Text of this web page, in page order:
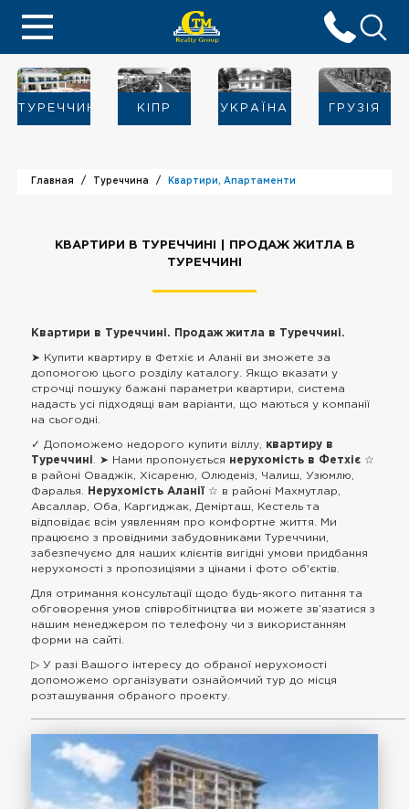
ТУРЕЧЧИНА KIПР УКРАЇНА ГРУЗІЯ
Главная Туреччина Квартири, Апартаменти
КВАРТИРИ В ТУРЕЧЧИНІ | ПРОДАЖ ЖИТЛА В
ТУРЕЧЧИНІ
Квартири в Туреччині. Продаж житла в Туреччині.
➤ Купити квартиру в Фетхіє и Аланіі ви зможете за
допомогою цього розділу каталогу. Якщо вказати у
строчці пошуку бажані параметри квартири, система
надасть усі підходящі вам варіанти, що маються у компанії
на сьогодні.
✓ Допоможемо недорого купити віллу, квартиру в
Туреччині
. ➤ Нами пропонується нерухомість в Фетхіє ☆
в районі Оваджік, Хісареню, Олюденіз, Чалиш, Узюмлю,
Фаралья.
Нерухомість Аланії ☆ в районі Махмутлар,
Авсаллар, Оба, Каргиджак, Демірташ, Кестель та
відповідає всім уявленням про комфортне життя. Ми
працюємо з провідними забудовниками Туреччини,
забезпечуємо для наших клієнтів вигідні умови придбання
нерухомості з пропозиціями з цінами і фото об'єктів.
Для отримання консультації щодо будь-якого питання та
обговорення умов співробітництва ви можете зв’язатися з
нашим менеджером по телефону чи з використанням
форми на сайті.
▷ У разі Вашого інтересу до обраної нерухомості
допоможемо організувати ознайомчий тур до місця
розташування обраного проекту.